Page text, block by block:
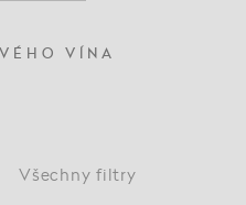
VÍNA
Všechny filtry